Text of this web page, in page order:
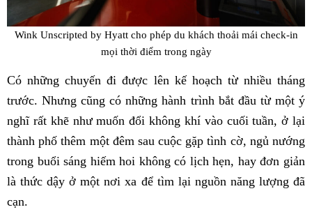
Wink Unscripted by Hyatt cho phép du khách thoải mái check-in
mọi thời điểm trong ngày
Có những chuyến đi được lên kế hoạch từ nhiều tháng
trước. Nhưng cũng có những hành trình bắt đầu từ một ý
nghĩ rất khẽ như muốn đổi không khí vào cuối tuần, ở lại
thành phố thêm một đêm sau cuộc gặp tình cờ, ngủ nướng
trong buổi sáng hiếm hoi không có lịch hẹn, hay đơn giản
là thức dậy ở một nơi xa để tìm lại nguồn năng lượng đã
cạn.